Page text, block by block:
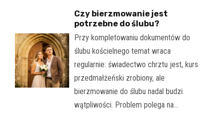
Czy bierzmowanie jest
potrzebne do ślubu?
Przy kompletowaniu dokumentów do
ślubu kościelnego temat wraca
regularnie: świadectwo chrztu jest, kurs
przedmałżeński zrobiony, ale
bierzmowanie do ślubu nadal budzi
wątpliwości. Problem polega na…